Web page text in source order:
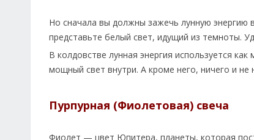
Но сначала вы должны зажечь лунную энергию
представьте белый свет, идущий из темноты.
В колдовстве лунная энергия используется
мощный свет внутри. А кроме него, ничего и не
Пурпурная (Фиолетовая) свеча
Фиолет — цвет Юпитера, планеты, которая